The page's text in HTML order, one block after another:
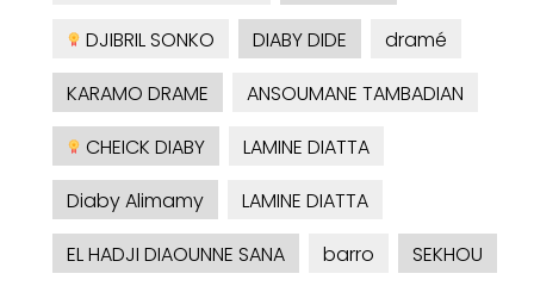
DJIBRIL SONKO
DIABY DIDE
dramé
KARAMO DRAME
ANSOUMANE TAMBADIAN
CHEICK DIABY
LAMINE DIATTA
Diaby Alimamy
LAMINE DIATTA
EL HADJI DIAOUNNE SANA
barro
SEKHOU